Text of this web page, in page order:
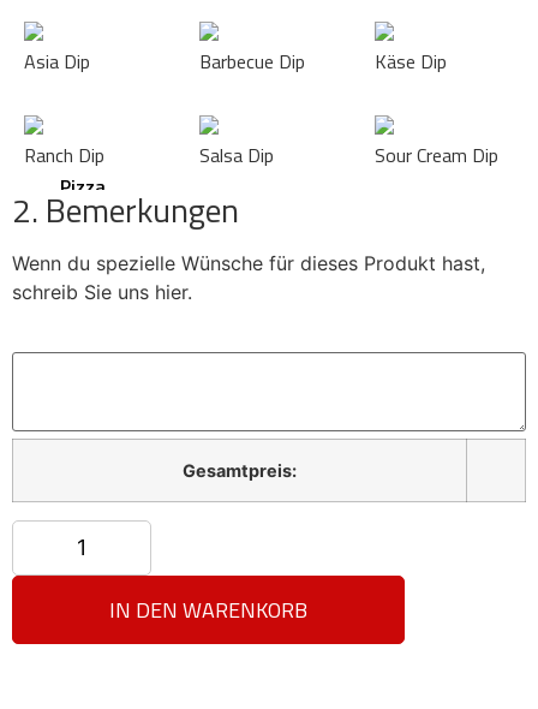
uns
–
Pizza
Point
Asia Dip Barbecue Dip Käse Dip
Ranch Dip Salsa Dip Sour Cream Dip
2. Bemerkungen
Wenn du spezielle Wünsche für dieses Produkt hast,
schreib Sie uns hier.
Gesamtpreis:
IN DEN WARENKORB